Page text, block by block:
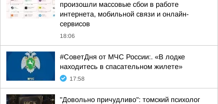
произошли массовые сбои в работе
интернета, мобильной связи и онлайн-
сервисов
18:06
#СоветДня от МЧС России:. «В лодке
находитесь в спасательном жилете»
17:58
"Довольно причудливо": томский психолог